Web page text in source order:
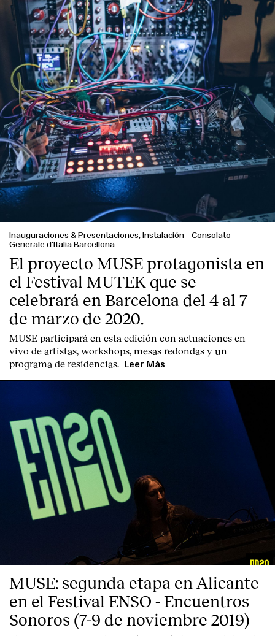
Inauguraciones & Presentaciones, Instalación - Consolato
Generale d’Italia Barcellona
El proyecto MUSE protagonista en
el Festival MUTEK que se
celebrará en Barcelona del 4 al 7
de marzo de 2020.
MUSE participará en esta edición con actuaciones en
vivo de artistas, workshops, mesas redondas y un
programa de residencias.
Leer Más
MUSE: segunda etapa en Alicante
en el Festival ENSO - Encuentros
Sonoros (7-9 de noviembre 2019)